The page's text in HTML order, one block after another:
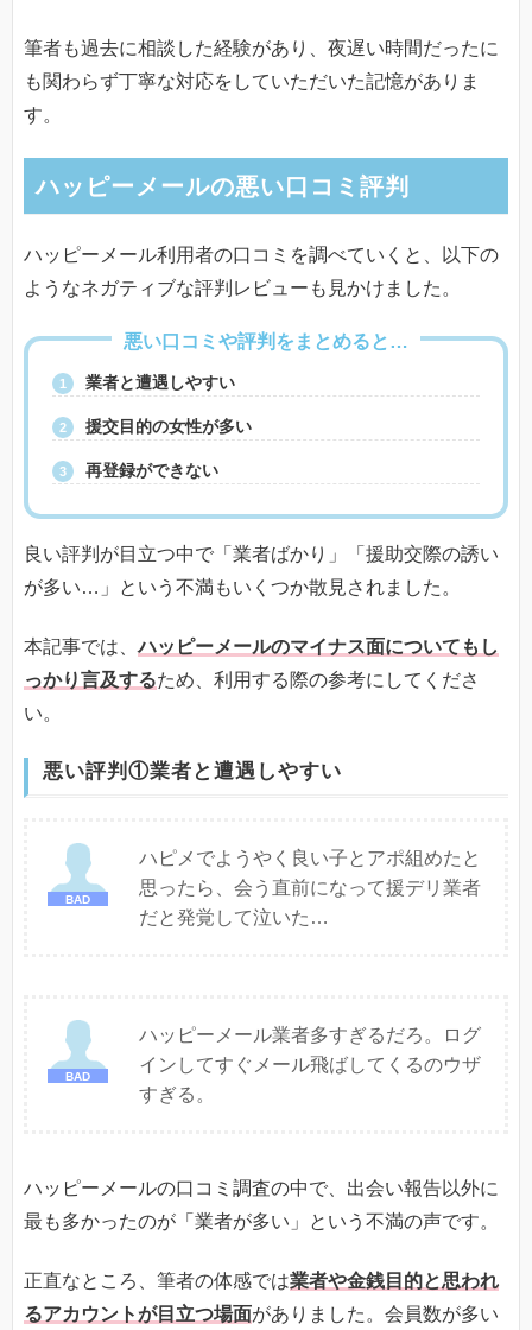
筆者も過去に相談した経験があり、夜遅い時間だったに
も関わらず丁寧な対応をしていただいた記憶がありま
す。
ハッピーメールの悪い口コミ評判
ハッピーメール利用者の口コミを調べていくと、以下の
ようなネガティブな評判レビューも見かけました。
悪い口コミや評判をまとめると…
業者と遭遇しやすい
援交目的の女性が多い
再登録ができない
良い評判が目立つ中で「業者ばかり」「援助交際の誘い
が多い…」という不満もいくつか散見されました。
本記事では、ハッピーメールのマイナス面についてもし
っかり言及するため、利用する際の参考にしてくださ
い。
悪い評判①業者と遭遇しやすい
ハピメでようやく良い子とアポ組めたと
思ったら、会う直前になって援デリ業者
だと発覚して泣いた…
ハッピーメール業者多すぎるだろ。ログ
インしてすぐメール飛ばしてくるのウザ
すぎる。
ハッピーメールの口コミ調査の中で、出会い報告以外に
最も多かったのが「業者が多い」という不満の声です。
正直なところ、筆者の体感では業者や金銭目的と思われ
るアカウントが目立つ場面がありました。会員数が多い